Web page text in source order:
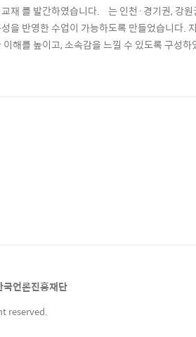
재 를 발간하였습니다. ​ ​ ​ 는 인천·경기권, 강
을 반영한 수업이 가능하도록 만들었습니다.
해를 높이고, 소속감을 느낄 수 있도록 구성
지도서도 함께 개발하여 각 지역별 교육 현장
국언론진흥재단
reserved.